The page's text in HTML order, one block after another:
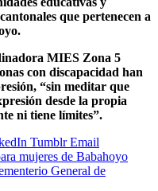
que pertenecen a
MIES Zona 5
con discapacidad han
“sin meditar que
desde la propia
ni tiene límites”.
Tumblr Email
mujeres de Babahoyo
General de